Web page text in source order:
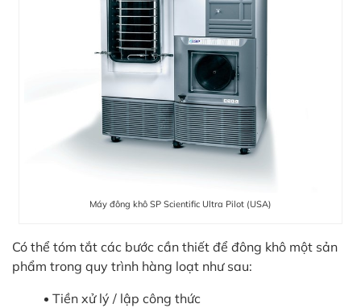
Máy đông khô SP Scientific Ultra Pilot (USA)
Có thể tóm tắt các bước cần thiết để đông khô một sản
phẩm trong quy trình hàng loạt như sau:
Tiền xử lý / lập công thức